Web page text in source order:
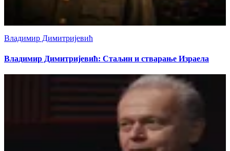
Владимир Димитријевић
Владимир Димитријевић: Стаљин и стварање Израела